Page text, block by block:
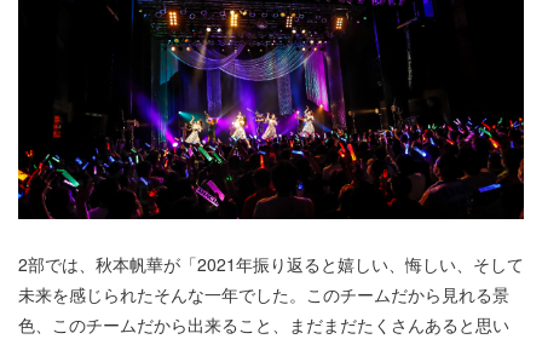
2部では、秋本帆華が「2021年振り返ると嬉しい、悔しい、そして
未来を感じられたそんな一年でした。このチームだから見れる景
色、このチームだから出来ること、まだまだたくさんあると思い